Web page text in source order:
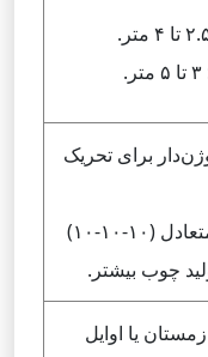
برای تحریک
کود متعادل (۱۰-۱۰-۱۰)
چوب بیشتر.
یا اوایل